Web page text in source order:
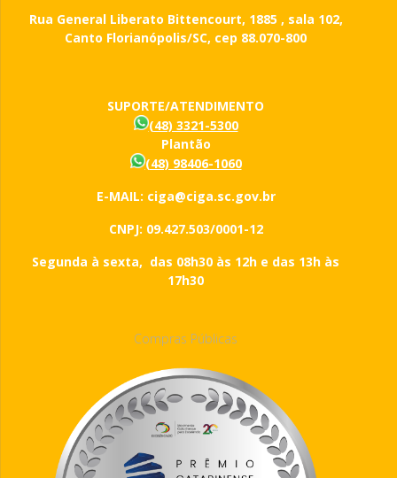
Rua General Liberato Bittencourt, 1885 , sala 102,
Canto Florianópolis/SC, cep 88.070-800
SUPORTE/ATENDIMENTO
(48) 3321-5300
Plantão
(48) 98406-1060
E-MAIL: ciga@ciga.sc.gov.br
CNPJ: 09.427.503/0001-12
Segunda à sexta, das 08h30 às 12h e das 13h às
17h30
Compras Públicas